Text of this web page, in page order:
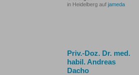
in Heidelberg auf jameda
Priv.-Doz. Dr. med.
habil. Andreas
Dacho